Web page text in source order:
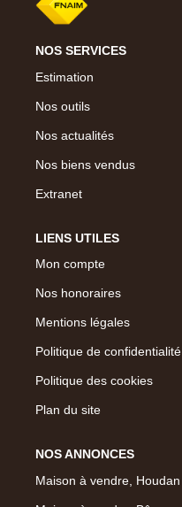
NOS SERVICES
Estimation
Nos outils
Nos actualités
Nos biens vendus
Extranet
LIENS UTILES
Mon compte
Nos honoraires
Mentions légales
Politique de confidentialité
Politique des cookies
Plan du site
NOS ANNONCES
Maison à vendre, Houdan